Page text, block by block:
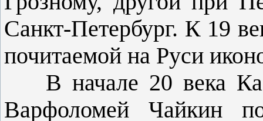
Санкт-Петербург. К 19
почитаемой на Руси
В начале 20 века
Варфоло­мей Чайкин